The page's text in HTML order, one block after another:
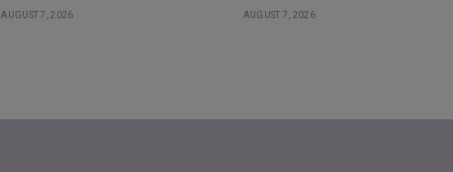
AUGUST 7, 2026 AUGUST 7, 2026